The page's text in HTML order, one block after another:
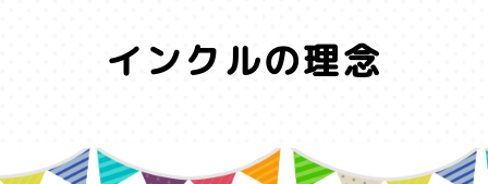
インクルの理念